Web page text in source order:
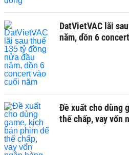
DatVietVAC lãi
năm, dồn 6
Đề xuất cho dùng
thế chấp, vay vốn